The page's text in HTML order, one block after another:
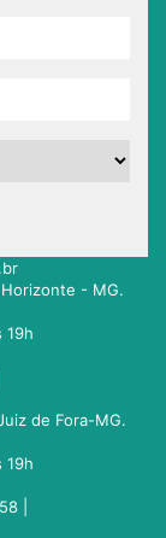
Horizonte - MG.
19h
de Fora-MG.
19h
|